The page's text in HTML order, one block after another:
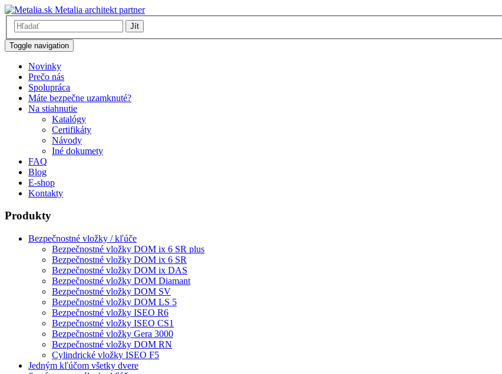
Metalia architekt partner
Jít
Toggle navigation
Novinky
Prečo nás
Spolupráca
Máte bezpečne uzamknuté?
Na stiahnutie
Katalógy
Certifikáty
Návody
Iné dokumety
FAQ
Blog
E-shop
Kontakty
Produkty
Bezpečnostné vložky / kľúče
Bezpečnostné vložky DOM ix 6 SR plus
Bezpečnostné vložky DOM ix 6 SR
Bezpečnostné vložky DOM ix DAS
Bezpečnostné vložky DOM Diamant
Bezpečnostné vložky DOM SV
Bezpečnostné vložky DOM LS 5
Bezpečnostné vložky ISEO R6
Bezpečnostné vložky ISEO CS1
Bezpečnostné vložky Gera 3000
Bezpečnostné vložky DOM RN
Cylindrické vložky ISEO F5
Jedným kľúčom všetky dvere